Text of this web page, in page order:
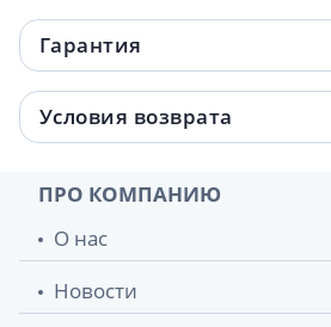
Гарантия
Условия возврата
ПРО КОМПАНИЮ
О нас
Новости